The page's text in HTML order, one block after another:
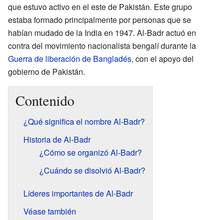
que estuvo activo en el este de Pakistán. Este grupo
estaba formado principalmente por personas que se
habían mudado de la India en 1947. Al-Badr actuó en
contra del movimiento nacionalista bengalí durante la
Guerra de liberación de Bangladés, con el apoyo del
gobierno de Pakistán.
Contenido
¿Qué significa el nombre Al-Badr?
Historia de Al-Badr
¿Cómo se organizó Al-Badr?
¿Cuándo se disolvió Al-Badr?
Líderes importantes de Al-Badr
Véase también